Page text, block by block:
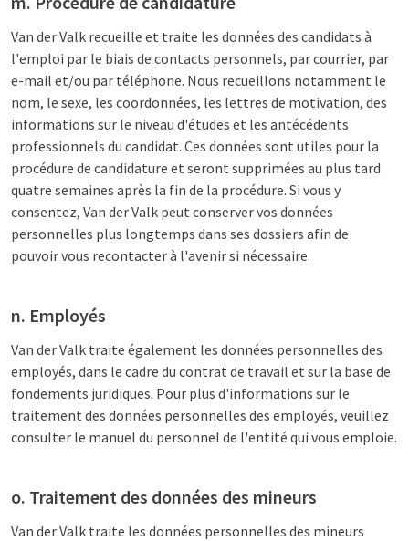
Van der Valk recueille et traite les données des candidats à
l'emploi par le biais de contacts personnels, par courrier, par
e-mail et/ou par téléphone. Nous recueillons notamment le
nom, le sexe, les coordonnées, les lettres de motivation, des
informations sur le niveau d'études et les antécédents
professionnels du candidat. Ces données sont utiles pour la
procédure de candidature et seront supprimées au plus tard
quatre semaines après la fin de la procédure. Si vous y
consentez, Van der Valk peut conserver vos données
personnelles plus longtemps dans ses dossiers afin de
pouvoir vous recontacter à l'avenir si nécessaire.
n. Employés
Van der Valk traite également les données personnelles des
employés, dans le cadre du contrat de travail et sur la base de
fondements juridiques. Pour plus d'informations sur le
traitement des données personnelles des employés, veuillez
consulter le manuel du personnel de l'entité qui vous emploie.
o. Traitement des données des mineurs
Van der Valk traite les données personnelles des mineurs